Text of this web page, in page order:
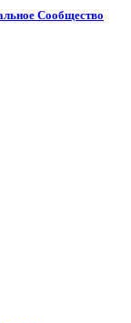
Сообщество